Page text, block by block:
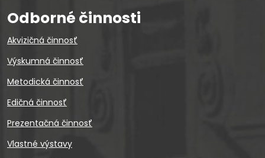
Odborné činnosti
Akvizičná činnosť
Výskumná činnosť
Metodická činnosť
Edičná činnosť
Prezentačná činnosť
Vlastné výstavy